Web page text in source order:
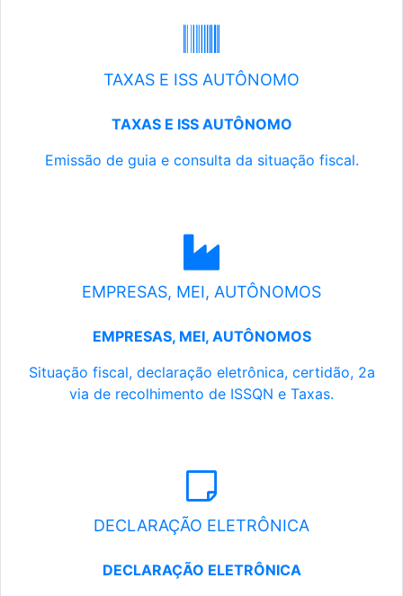
TAXAS E ISS AUTÔNOMO
TAXAS E ISS AUTÔNOMO
Emissão de guia e consulta da situação fiscal.
EMPRESAS, MEI, AUTÔNOMOS
EMPRESAS, MEI, AUTÔNOMOS
Situação fiscal, declaração eletrônica, certidão, 2a
via de recolhimento de ISSQN e Taxas.
DECLARAÇÃO ELETRÔNICA
DECLARAÇÃO ELETRÔNICA